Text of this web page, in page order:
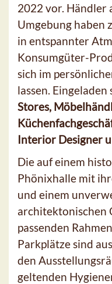
2022 vor. Händler
Umgebung haben
in entspannter
Konsumgüter-
sich im
lassen. Eingeladen
Stores,
Interior Designer
Die auf einem
Phönixhalle mit
und einem
architektonischen
passenden
Parkplätze sind
den
geltenden